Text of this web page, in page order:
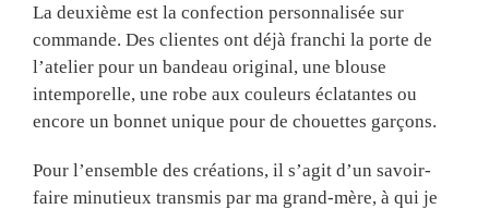
La deuxième est la confection personnalisée sur
commande. Des clientes ont déjà franchi la porte de
l’atelier pour un bandeau original, une blouse
intemporelle, une robe aux couleurs éclatantes ou
encore un bonnet unique pour de chouettes garçons.
Pour l’ensemble des créations, il s’agit d’un savoir-
faire minutieux transmis par ma grand-mère, à qui je